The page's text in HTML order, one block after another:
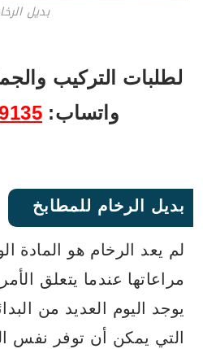
بديل
لطلبات التركيب
واتساب:
بديل الرخام للمطابخ
لم يعد الرخام هو المادة
مراعاتها عندما يتعلق
يوجد اليوم العديد من
التي يمكن أن توفر نفس